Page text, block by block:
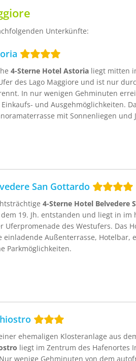
Unterkünfte:
4-Sterne Hotel Astoria liegt mitten
des Lago Maggiore und ist nur
In nur wenigen Gehminuten
und Ausgehmöglichkeiten.
mit Sonnenliegen und
San Gottardo
4-Sterne Hotel Belvedere
dem 19. Jh. entstanden und liegt in
Uferpromenade des Westufers. Das
einladende Außenterrasse, Hotelbar,
Parkmöglichkeiten.
ehemaligen Klosteranlage aus
liegt im Zentrum des Hafenortes
wenige Gehminuten von dem